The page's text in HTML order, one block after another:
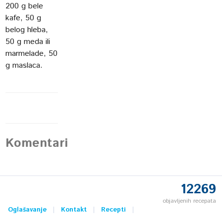
200 g bele
kafe, 50 g
belog hleba,
50 g meda ili
marmelade, 50
g maslaca.
Komentari
12269
objavljenih recepata
Oglašavanje Kontakt
Recepti